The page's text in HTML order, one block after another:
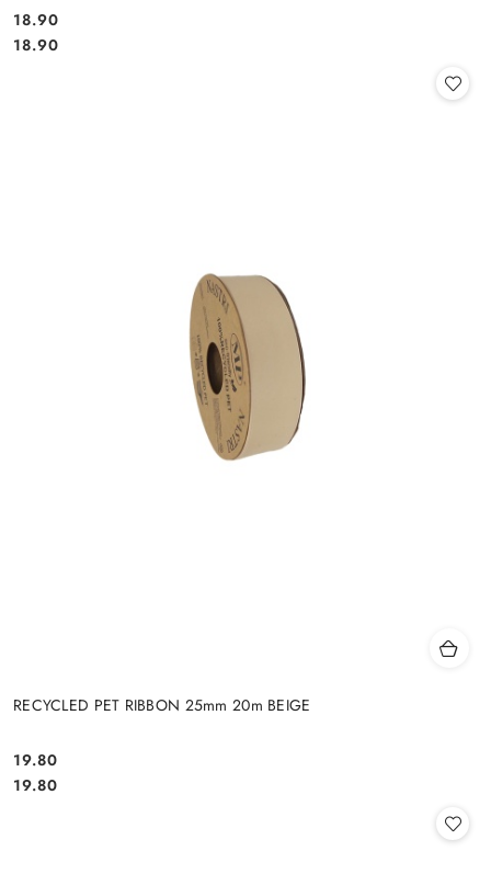
Cena:
18.90
Cena:
18.90
RECYCLED PET RIBBON 25mm 20m BEIGE
Cena:
19.80
Cena:
19.80